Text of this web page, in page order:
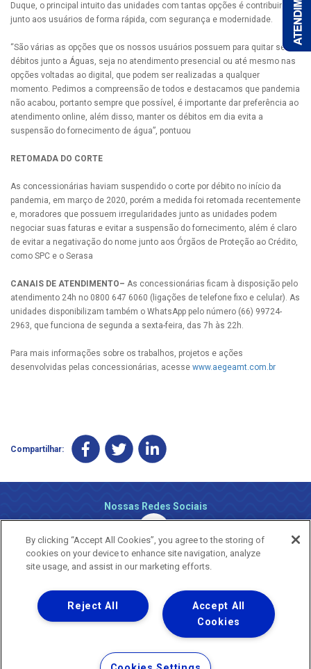
Duque, o principal intuito das unidades com tantas opções é contribuir
junto aos usuários de forma rápida, com segurança e modernidade.
“São várias as opções que os nossos usuários possuem para quitar seus
débitos junto a Águas, seja no atendimento presencial ou até mesmo nas
opções voltadas ao digital, que podem ser realizadas a qualquer
momento. Pedimos a compreensão de todos e destacamos que pandemia
não acabou, portanto sempre que possível, é importante dar preferência ao
atendimento online, além disso, manter os débitos em dia evita a
suspensão do fornecimento de água”, pontuou
RETOMADA DO CORTE
As concessionárias haviam suspendido o corte por débito no início da
pandemia, em março de 2020, porém a medida foi retomada recentemente
e, moradores que possuem irregularidades junto as unidades podem
negociar suas faturas e evitar a suspensão do fornecimento, além é claro
de evitar a negativação do nome junto aos Órgãos de Proteção ao Crédito,
como SPC e o Serasa
CANAIS DE ATENDIMENTO– As concessionárias ficam à disposição pelo
atendimento 24h no 0800 647 6060 (ligações de telefone fixo e celular). As
unidades disponibilizam também o WhatsApp pelo número (66) 99724-
2963, que funciona de segunda a sexta-feira, das 7h às 22h.
Para mais informações sobre os trabalhos, projetos e ações
desenvolvidas pelas concessionárias, acesse www.aegeamt.com.br
Compartilhar:
Nossas Redes Sociais
Uma empresa
Copyright ® 2026 - Todos os Direitos Reservados.
Nossa natureza movimenta a vida
Termos Gerais de Uso de Sites e Aplicativos
By clicking “Accept All Cookies”, you agree to the storing of
cookies on your device to enhance site navigation, analyze
site usage, and assist in our marketing efforts.
Accept All
Cookies
Reject All